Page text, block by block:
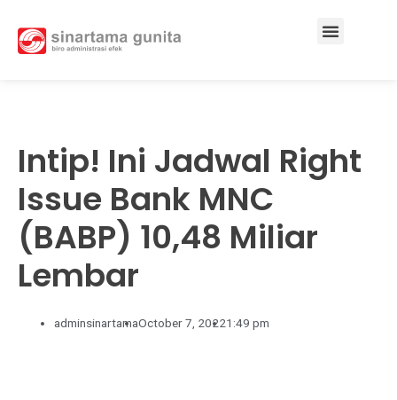
Intip! Ini Jadwal Right
Issue Bank MNC
(BABP) 10,48 Miliar
Lembar
adminsinartamaOctober 7, 20221:49 pm